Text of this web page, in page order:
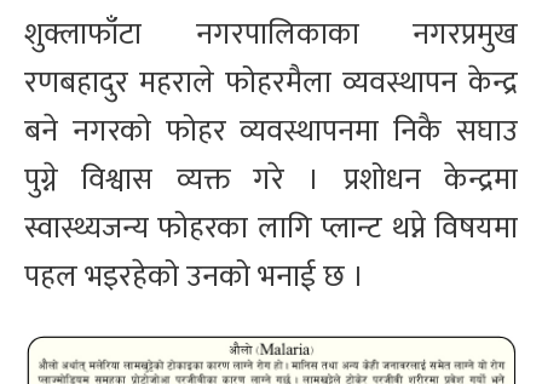
शुक्लाफाँटा नगरपालिकाका नगरप्रमुख
रणबहादुर महराले फोहरमैला व्यवस्थापन केन्द्र
बने नगरको फोहर व्यवस्थापनमा निकै सघाउ
पुग्ने विश्वास व्यक्त गरे । प्रशोधन केन्द्रमा
स्वास्थ्यजन्य फोहरका लागि प्लान्ट थप्ने विषयमा
पहल भइरहेको उनको भनाई छ ।